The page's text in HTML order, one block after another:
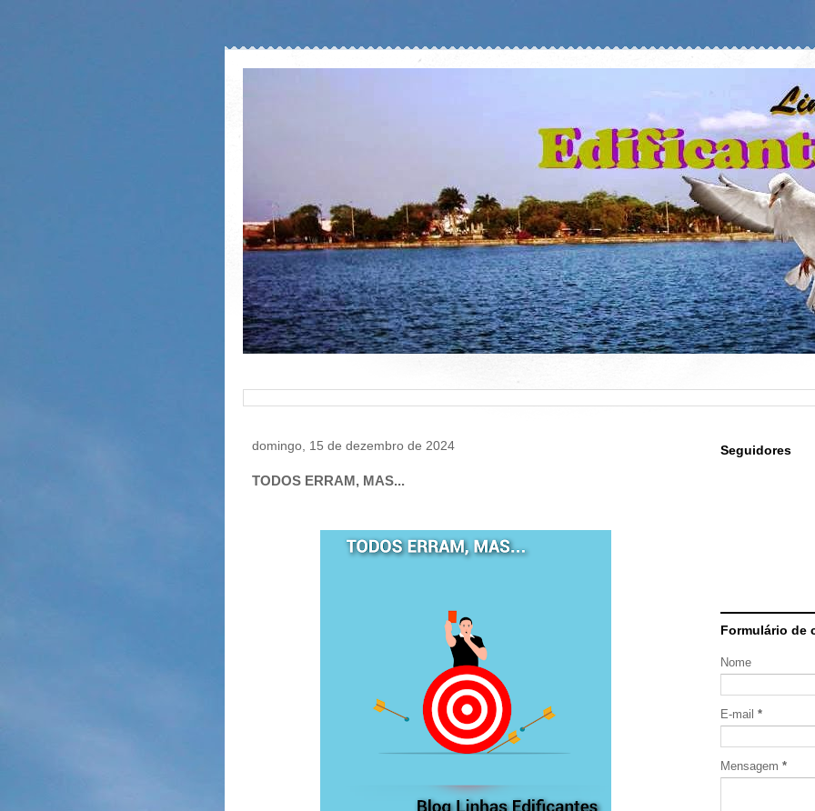
domingo, 15 de dezembro de 2024
TODOS ERRAM, MAS...
Seguidores
Formulário de
Nome
E-mail *
Mensagem *